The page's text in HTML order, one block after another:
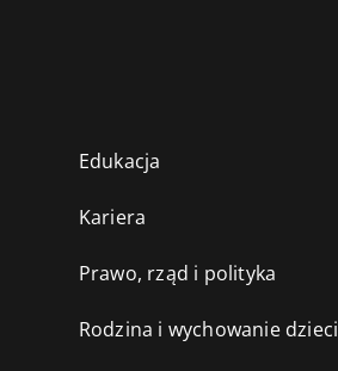
Edukacja
Kariera
Prawo, rząd i polityka
Rodzina i wychowanie dzieci